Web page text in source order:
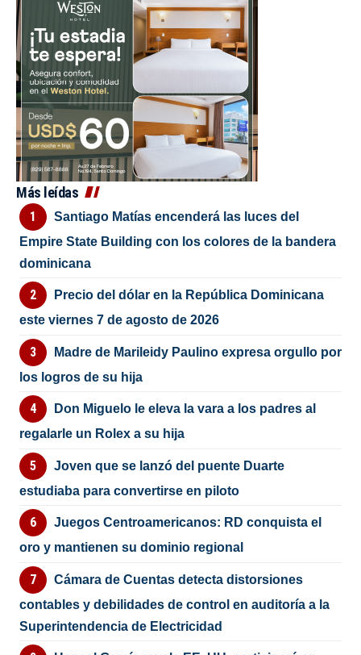
Más leídas
Santiago Matías encenderá las luces del
Empire State Building con los colores de la bandera
dominicana
Precio del dólar en la República Dominicana
este viernes 7 de agosto de 2026
Madre de Marileidy Paulino expresa orgullo por
los logros de su hija
Don Miguelo le eleva la vara a los padres al
regalarle un Rolex a su hija
Joven que se lanzó del puente Duarte
estudiaba para convertirse en piloto
Juegos Centroamericanos: RD conquista el
oro y mantienen su dominio regional
Cámara de Cuentas detecta distorsiones
contables y debilidades de control en auditoría a la
Superintendencia de Electricidad